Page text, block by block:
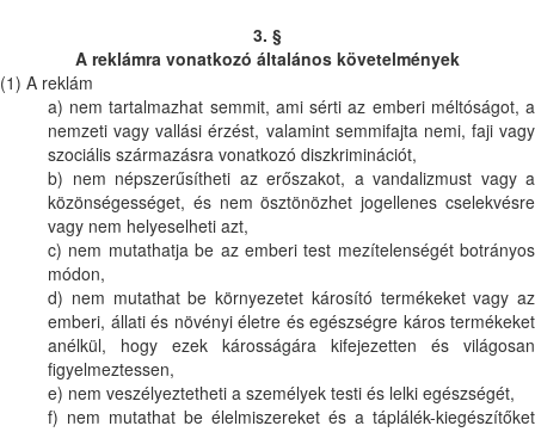
3. §
A reklámra vonatkozó általános követelmények
(1) A reklám
a) nem tartalmazhat semmit, ami sérti az emberi méltóságot, a
nemzeti vagy vallási érzést, valamint semmifajta nemi, faji vagy
szociális származásra vonatkozó diszkriminációt,
b) nem népszerűsítheti az erőszakot, a vandalizmust vagy a
közönségességet, és nem ösztönözhet jogellenes cselekvésre
vagy nem helyeselheti azt,
c) nem mutathatja be az emberi test mezítelenségét botrányos
módon,
d) nem mutathat be környezetet károsító termékeket vagy az
emberi, állati és növényi életre és egészségre káros termékeket
anélkül, hogy ezek károsságára kifejezetten és világosan
figyelmeztessen,
e) nem veszélyeztetheti a személyek testi és lelki egészségét,
f) nem mutathat be élelmiszereket és a táplálék-kiegészítőket